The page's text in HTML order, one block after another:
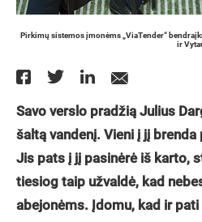
Pirkimų sistemos įmonėms „ViaTender“
ir
Savo verslo pradžią Julius
šaltą vandenį. Vieni į jį
Jis pats į jį pasinėrė iš karto,
tiesiog taip užvaldė, kad
abejonėms. Įdomu, kad ir